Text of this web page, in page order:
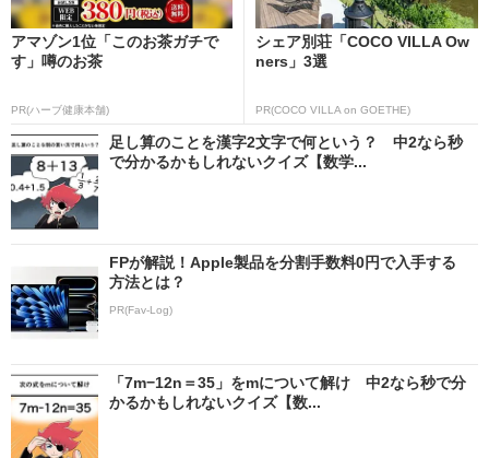
アマゾン1位「このお茶ガチで
す」噂のお茶
PR(ハーブ健康本舗)
シェア別荘「COCO VILLA Ow
ners」3選
PR(COCO VILLA on GOETHE)
足し算のことを漢字2文字で何という？ 中2なら秒
で分かるかもしれないクイズ【数学...
FPが解説！Apple製品を分割手数料0円で入手する
方法とは？
PR(Fav-Log)
「7m−12n＝35」をmについて解け 中2なら秒で分
かるかもしれないクイズ【数...